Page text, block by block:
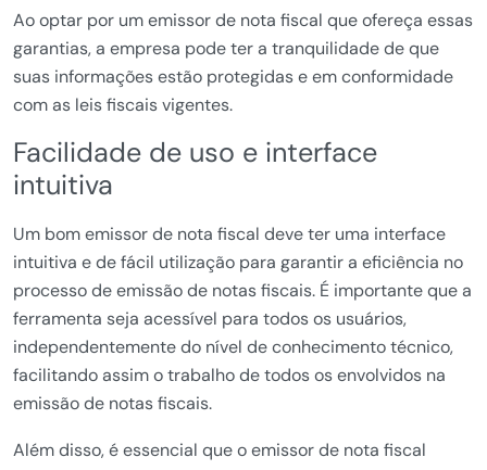
Ao optar por um emissor de nota fiscal que ofereça essas
garantias, a empresa pode ter a tranquilidade de que
suas informações estão protegidas e em conformidade
com as leis fiscais vigentes.
Facilidade de uso e interface
intuitiva
Um bom emissor de nota fiscal deve ter uma interface
intuitiva e de fácil utilização para garantir a eficiência no
processo de emissão de notas fiscais. É importante que a
ferramenta seja acessível para todos os usuários,
independentemente do nível de conhecimento técnico,
facilitando assim o trabalho de todos os envolvidos na
emissão de notas fiscais.
Além disso, é essencial que o emissor de nota fiscal